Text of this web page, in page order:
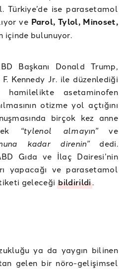
Türkiye’de ise parasetamol
ve Parol, Tylol, Minoset,
içinde bulunuyor.
Başkanı Donald Trump,
Kennedy Jr. ile düzenlediği
hamilelikte asetaminofen
otizme yol açtığını
birçok kez anne
“tylenol almayın”ve
kadar direnin”dedi.
Gıda ve İlaç Dairesi’nin
yapacağı ve parasetamol
geleceğibildirildi.
ya da yaygın bilinen
gelen bir nöro-gelişimsel